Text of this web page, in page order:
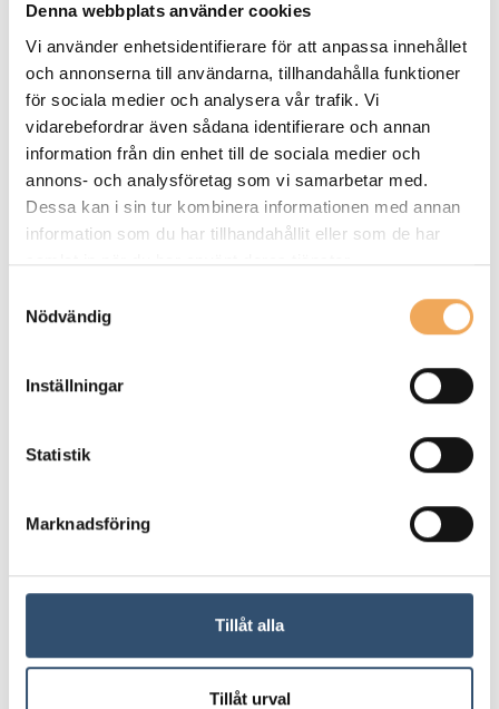
Denna webbplats använder cookies
Vi använder enhetsidentifierare för att anpassa innehållet
och annonserna till användarna, tillhandahålla funktioner
för sociala medier och analysera vår trafik. Vi
vidarebefordrar även sådana identifierare och annan
information från din enhet till de sociala medier och
annons- och analysföretag som vi samarbetar med.
Dessa kan i sin tur kombinera informationen med annan
information som du har tillhandahållit eller som de har
samlat in när du har använt deras tjänster.
Nödvändig
Inställningar
Statistik
Marknadsföring
Tillåt alla
Tillåt urval
Hållbarhet får här en ny dimension, det handlar inte bara
om klimat och miljö, utan även om att säkerställa
fungerande el- och vattenförsörjning, transporter och
samhällsservice.
Norden – en säker marknad att investera i
Norden uppfattas som en stabil plats att växa på jämfört
Diskussionen på Business Arena handlade framför allt om
tidsperspektivet: när vänder marknaden? Skepsisen för en
snabb återhämtning finns kvar, men signalerna om en
positiv vändning är tydliga.